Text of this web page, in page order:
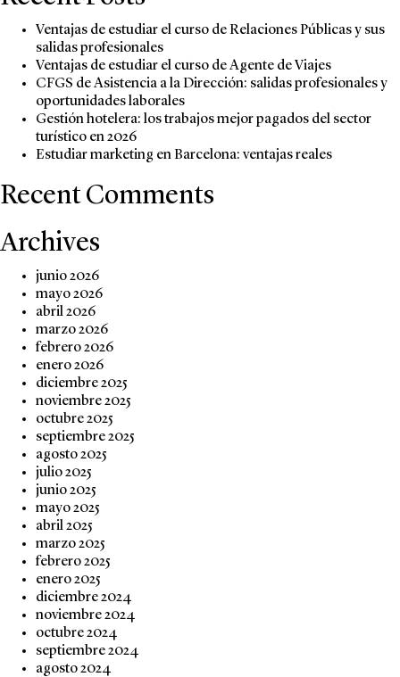
decae
Ventajas de estudiar el curso de Relaciones Públicas y sus
salidas profesionales
Ventajas de estudiar el curso de Agente de Viajes
CFGS de Asistencia a la Dirección: salidas profesionales y
oportunidades laborales
Gestión hotelera: los trabajos mejor pagados del sector
turístico en 2026
Estudiar marketing en Barcelona: ventajas reales
Recent Comments
Archives
junio 2026
mayo 2026
abril 2026
marzo 2026
febrero 2026
enero 2026
diciembre 2025
noviembre 2025
octubre 2025
septiembre 2025
agosto 2025
julio 2025
junio 2025
mayo 2025
abril 2025
marzo 2025
febrero 2025
enero 2025
diciembre 2024
noviembre 2024
octubre 2024
septiembre 2024
agosto 2024